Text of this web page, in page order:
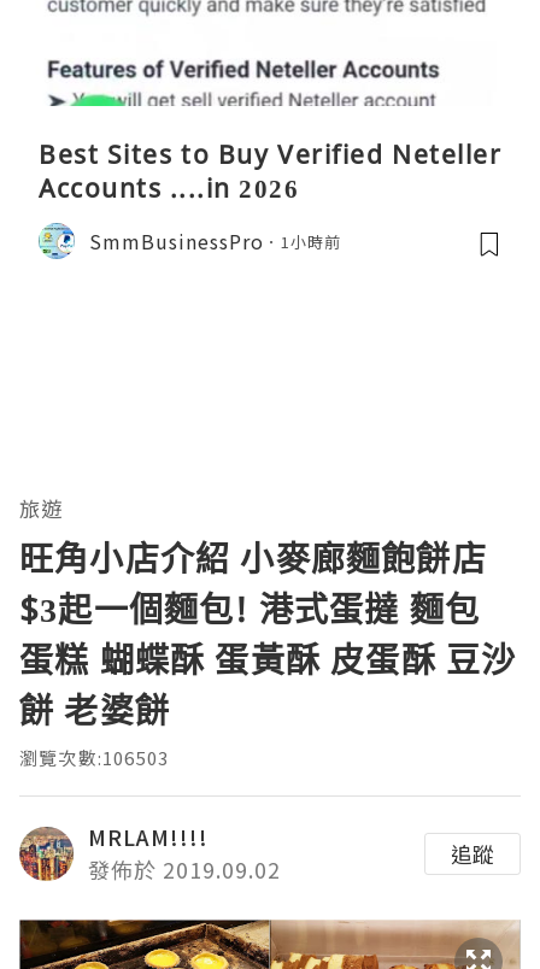
Best Sites to Buy Verified Neteller
Accounts ....in 2026
SmmBusinessPro 1小時前
旅遊
旺角小店介紹 小麥廊麵飽餅店
$3起一個麵包! 港式蛋撻 麵包
蛋糕 蝴蝶酥 蛋黃酥 皮蛋酥 豆沙
餅 老婆餅
瀏覽次數:106503
MRLAM!!!!
發佈於 2019.09.02
追蹤